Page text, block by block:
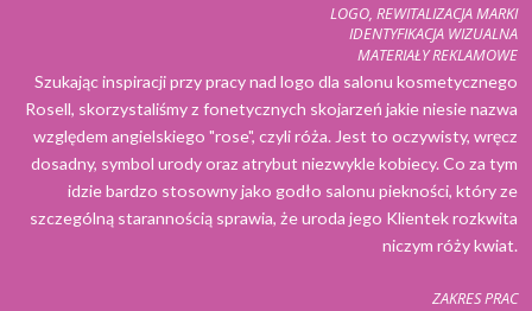
LOGO, REWITALIZACJA MARKI
IDENTYFIKACJA WIZUALNA
MATERIAŁY REKLAMOWE
Szukając inspiracji przy pracy nad logo dla salonu kosmetycznego
Rosell, skorzystaliśmy z fonetycznych skojarzeń jakie niesie nazwa
względem angielskiego "rose", czyli róża. Jest to oczywisty, wręcz
dosadny, symbol urody oraz atrybut niezwykle kobiecy. Co za tym
idzie bardzo stosowny jako godło salonu piekności, który ze
szczególną starannością sprawia, że uroda jego Klientek rozkwita
niczym róży kwiat.
ZAKRES PRAC